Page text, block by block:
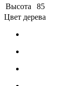
Высота
85
Цвет дерева